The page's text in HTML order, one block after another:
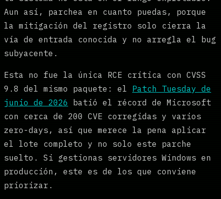
Aun así, parchea en cuanto puedas, porque
la mitigación del registro solo cierra la
vía de entrada conocida y no arregla el bug
subyacente.
Esta no fue la única RCE crítica con CVSS
9.8 del mismo paquete: el Patch Tuesday de
junio de 2026 batió el récord de Microsoft
con cerca de 200 CVE corregidas y varios
zero-days, así que merece la pena aplicar
el lote completo y no solo este parche
suelto. Si gestionas servidores Windows en
producción, este es de los que conviene
priorizar.